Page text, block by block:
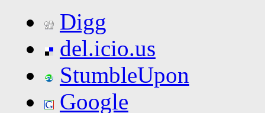
Digg
del.icio.us
StumbleUpon
Google